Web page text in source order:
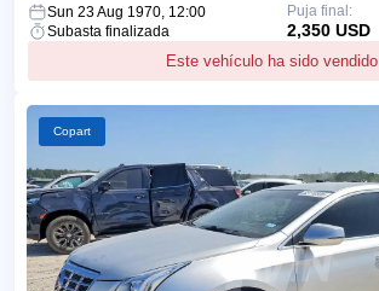
Sun 23 Aug 1970, 12:00
Subasta finalizada
Este vehículo ha sido vendido
Puja final:
2,350 USD
Copart